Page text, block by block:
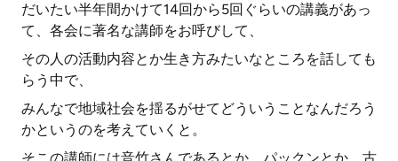
だいたい半年間かけて14回から5回ぐらいの講義があっ
て、各会に著名な講師をお呼びして、
その人の活動内容とか生き方みたいなところを話しても
らう中で、
みんなで地域社会を揺るがせてどういうことなんだろう
かというのを考えていくと。